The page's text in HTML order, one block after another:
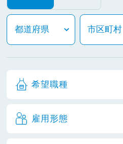
希望職種
雇用形態